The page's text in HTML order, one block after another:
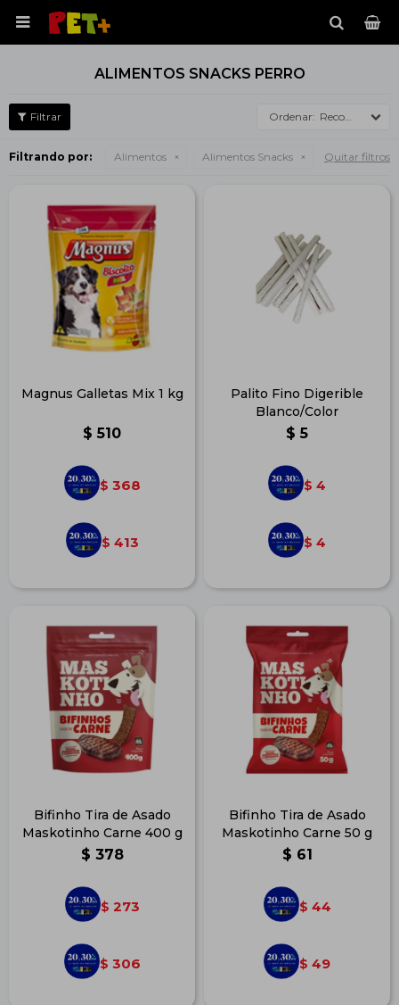

ALIMENTOS SNACKS PERRO
Recomendados
Filtrando por: Alimentos Alimentos Snacks Quitar filtros
Magnus Galletas Mix 1 kg
$ 510
$ 368
$ 413
Palito Fino Digerible
Blanco/Color
$ 5
$ 4
$ 4
Bifinho Tira de Asado
Maskotinho Carne 400 g
$ 378
$ 273
$ 306
Bifinho Tira de Asado
Maskotinho Carne 50 g
$ 61
$ 44
$ 49